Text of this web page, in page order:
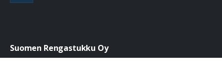
Suomen Rengastukku Oy